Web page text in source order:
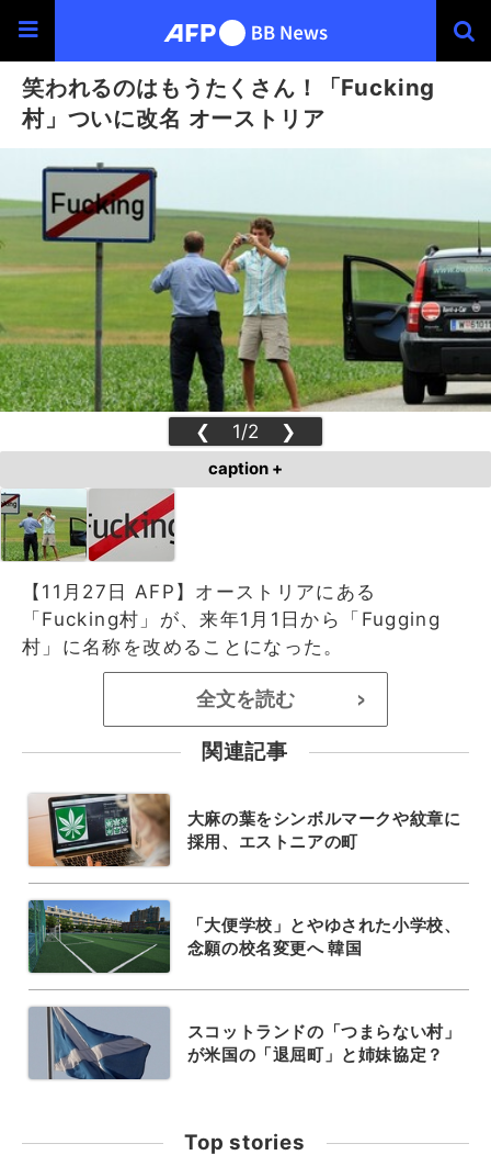
笑われるのはもうたくさん！「Fucking
村」ついに改名 オーストリア
❮ 1/2 ❯
caption +
【11月27日 AFP】オーストリアにある
「Fucking村」が、来年1月1日から「Fugging
村」に名称を改めることになった。
全文を読む >
関連記事
大麻の葉をシンボルマークや紋章に
採用、エストニアの町
「大便学校」とやゆされた小学校、
念願の校名変更へ 韓国
スコットランドの「つまらない村」
が米国の「退屈町」と姉妹協定？
Top stories